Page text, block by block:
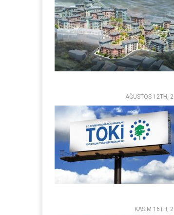
AĞUSTOS 12TH,
KASIM 16TH,